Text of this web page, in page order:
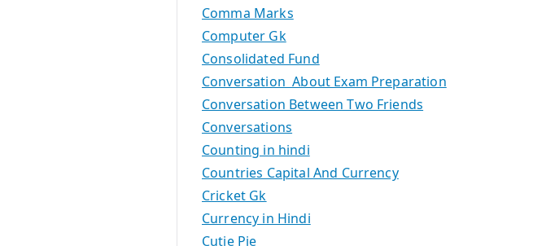
Comma Marks
Computer Gk
Consolidated Fund
Conversation About Exam Preparation
Conversation Between Two Friends
Conversations
Counting in hindi
Countries Capital And Currency
Cricket Gk
Currency in Hindi
Cutie Pie